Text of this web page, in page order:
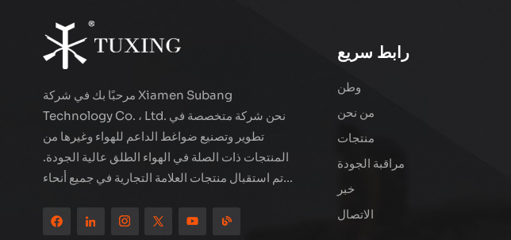
مزدوج الأسطوانة عالي
ضاغط هواء مزدوج
الأسطوانات PCP 800
واط من TUXING
TXEDB062
اقرأ أكثر
TUXING PCP
مرحبًا بك في شركة Xiamen Subang
Technology Co. ، Ltd. نحن شركة متخصصة في
تطوير وتصنيع ضواغط الداعم للهواء وغيرها من
المنتجات ذات الصلة في الهواء الطلق عالية الجودة.
تم استقبال منتجات العلامة التجارية في جميع أنحاء
للمدينة الساحلية - Xiamen ، يتم تصدير منتجاتنا
رابط سريع
وطن
من نحن
منتجات
مراقبة الجودة
خبر
الاتصال